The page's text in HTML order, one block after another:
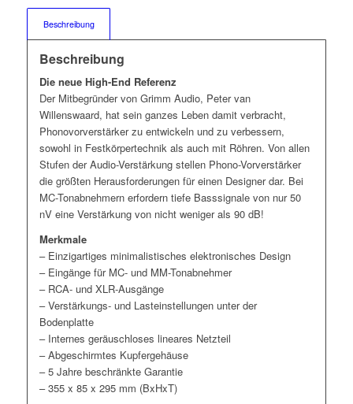
Beschreibung
Beschreibung
Die neue High-End Referenz
Der Mitbegründer von Grimm Audio, Peter van
Willenswaard, hat sein ganzes Leben damit verbracht,
Phonovorverstärker zu entwickeln und zu verbessern,
sowohl in Festkörpertechnik als auch mit Röhren. Von allen
Stufen der Audio-Verstärkung stellen Phono-Vorverstärker
die größten Herausforderungen für einen Designer dar. Bei
MC-Tonabnehmern erfordern tiefe Basssignale von nur 50
nV eine Verstärkung von nicht weniger als 90 dB!
Merkmale
– Einzigartiges minimalistisches elektronisches Design
– Eingänge für MC- und MM-Tonabnehmer
– RCA- und XLR-Ausgänge
– Verstärkungs- und Lasteinstellungen unter der
Bodenplatte
– Internes geräuschloses lineares Netzteil
– Abgeschirmtes Kupfergehäuse
– 5 Jahre beschränkte Garantie
– 355 x 85 x 295 mm (BxHxT)